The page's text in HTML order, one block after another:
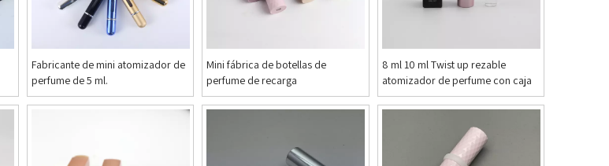
Fabricante de mini atomizador de
perfume de 5 ml.
Mini fábrica de botellas de
perfume de recarga
8 ml 10 ml Twist up rezable
atomizador de perfume con caja